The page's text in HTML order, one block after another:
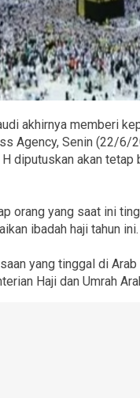
akhirnya memberi
Agency, Senin (22/6/
diputuskan akan tetap
orang yang saat ini
ibadah haji tahun ini.
yang tinggal di
Haji dan Umrah